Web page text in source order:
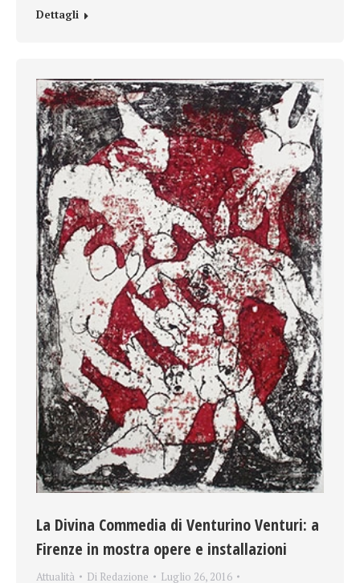
Dettagli
La Divina Commedia di Venturino Venturi: a
Firenze in mostra opere e installazioni
Attualità Di Redazione Luglio 26, 2016